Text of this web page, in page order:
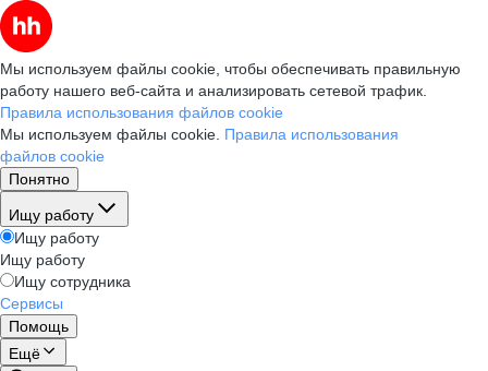
Мы используем файлы cookie, чтобы обеспечивать правильную
работу нашего веб-сайта и анализировать сетевой трафик.
Правила использования файлов cookie
Мы используем файлы cookie. Правила использования
файлов cookie
Понятно
Ищу работу
Ищу работу
Ищу работу
Ищу сотрудника
Сервисы
Помощь
Ещё